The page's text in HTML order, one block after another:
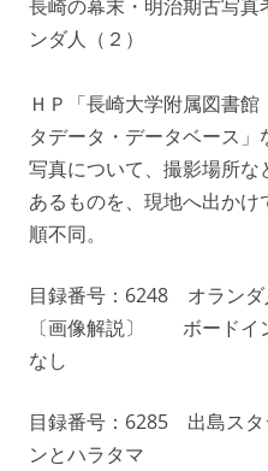
長崎の幕末・明治期古写
ンダ人（２）
ＨＰ「長崎大学附属図書
タデータ・データベース
写真について、撮影場所
あるものを、現地へ出かけ
順不同。
目録番号：6248 オランダ
〔画像解説〕 ボードイ
なし
目録番号：6285 出島スタ
ンとハラタマ